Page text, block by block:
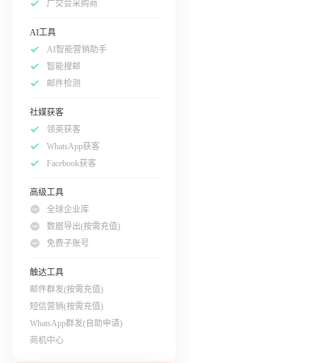
广交会采购商
AI工具
AI智能营销助手
智能搜邮
邮件检测
社媒获客
领英获客
WhatsApp获客
Facebook获客
高级工具
全球企业库
数据导出(按需充值)
免费子账号
触达工具
邮件群发(按需充值)
短信营销(按需充值)
WhatsApp群发(自助申请)
商机中心